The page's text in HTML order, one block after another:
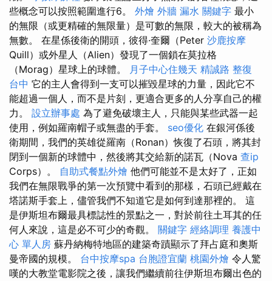
些概念可以按照範圍進行6。 外燴 外牆 漏水 關鍵字 最小
的無限（或更精確的無限量）是可數的無限，較大的被稱為
無數。 在星係後衛的開頭，彼得·奎爾（Peter 沙鹿按摩
Quill）或外星人（Alien）發現了一個鎖在莫拉格
（Morag）星球上的球體。 月子中心住幾天 精誠路 整復
台中 它的主人會得到一支可以摧毀星球的力量，因此它不
能超過一個人，而不是片刻，更適合更多的人分享自己的權
力。 設立辦事處 為了避免破壞主人，只能與某些武器一起
使用，例如羅南帽子或無盡的手套。 seo優化 在銀河係後
衛期間，我們的英雄從羅南（Ronan）恢復了石頭，將其封
閉到一個新的球體中，然後將其交給新的諾瓦（Nova 查ip
Corps）。 自助式餐點外燴 他們可能並不是太好了，正如
我們在無限戰爭的第一次預覽中看到的那樣，石頭已經戴在
塔諾斯手套上，儘管我們不知道它是如何到達那裡的。 這
是伊斯坦布爾最具標誌性的景點之一，對於前往土耳其的任
何人來說，這是必不可少的奇觀。 關鍵字 經絡調理 養護中
心 單人房 蘇丹納梅特地區的建築奇蹟顯示了拜占庭和奧斯
曼帝國的規模。 台中按摩spa 台胞證宜蘭 桃園外燴 令人驚
嘆的大教堂電影院之後，讓我們繼續前往伊斯坦布爾出色的